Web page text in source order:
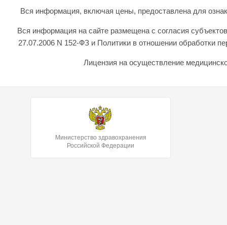
Вся информация, включая цены, предоставлена для
Вся информация на сайте размещена с согласия
27.07.2006 N 152-ФЗ и Политики в отношении обработки
Лицензия на осуществление
Министерство здравохранения
Российской Федерации